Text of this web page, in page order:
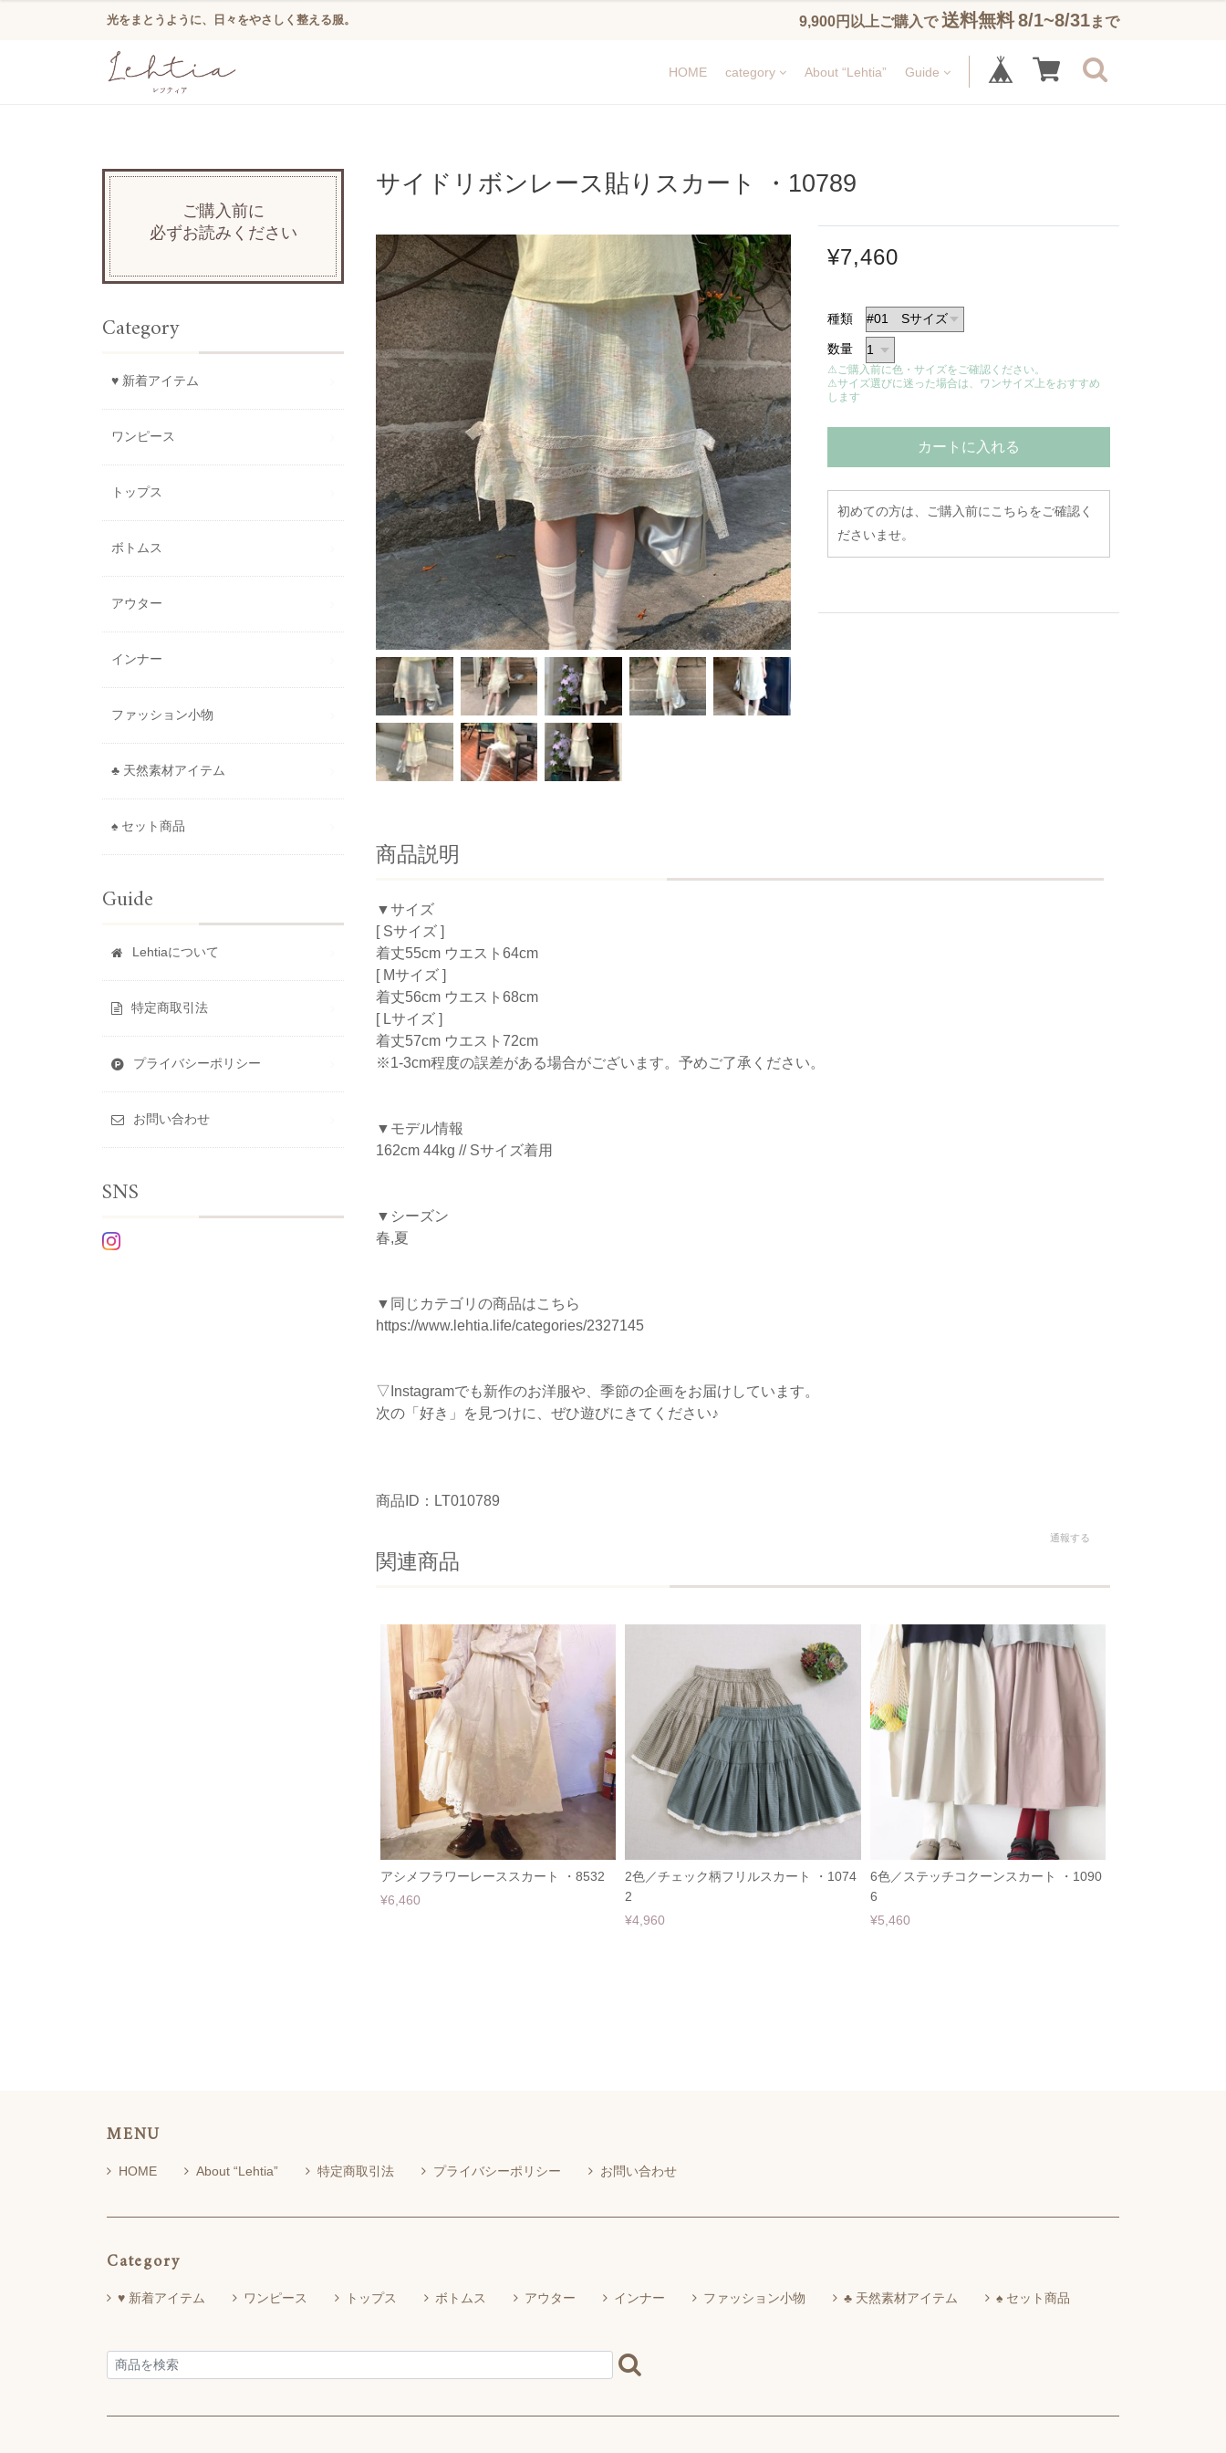
光をまとうように、日々をやさしく整える服。 9,900円以上ご購入で 送料無料8/1~8/31まで
HOME category About “Lehtia” Guide
サイドリボンレース貼りスカート ・10789
¥7,460
種類
数量
⚠ご購入前に色・サイズをご確認ください。
⚠サイズ選びに迷った場合は、ワンサイズ上をおすすめ
します
カートに入れる
初めての方は、ご購入前にこちらをご確認く
ださいませ。
商品説明
▼サイズ
[ Sサイズ ]
着丈55cm ウエスト64cm
[ Mサイズ ]
着丈56cm ウエスト68cm
[ Lサイズ ]
着丈57cm ウエスト72cm
※1-3cm程度の誤差がある場合がございます。予めご了承ください。
▼モデル情報
162cm 44kg // Sサイズ着用
▼シーズン
春,夏
▼同じカテゴリの商品はこちら
https://www.lehtia.life/categories/2327145
▽Instagramでも新作のお洋服や、季節の企画をお届けしています。
次の「好き」を見つけに、ぜひ遊びにきてください♪
商品ID：LT010789
通報する
関連商品
アシメフラワーレーススカート ・8532
¥6,460
2色／チェック柄フリルスカート ・1074
2
¥4,960
6色／ステッチコクーンスカート ・1090
6
¥5,460
ご購入前に
必ずお読みください
Category
♥ 新着アイテム
ワンピース
トップス
ボトムス
アウター
インナー
ファッション小物
♣ 天然素材アイテム
♠ セット商品
Guide
Lehtiaについて
特定商取引法
プライバシーポリシー
お問い合わせ
SNS
MENU
HOME About “Lehtia” 特定商取引法 プライバシーポリシー お問い合わせ
Category
♥ 新着アイテム ワンピース トップス ボトムス アウター インナー ファッション小物 ♣ 天然素材アイテム ♠ セット商品